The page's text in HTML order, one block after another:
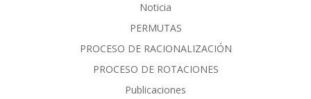
Noticia
PERMUTAS
PROCESO DE RACIONALIZACIÓN
PROCESO DE ROTACIONES
Publicaciones